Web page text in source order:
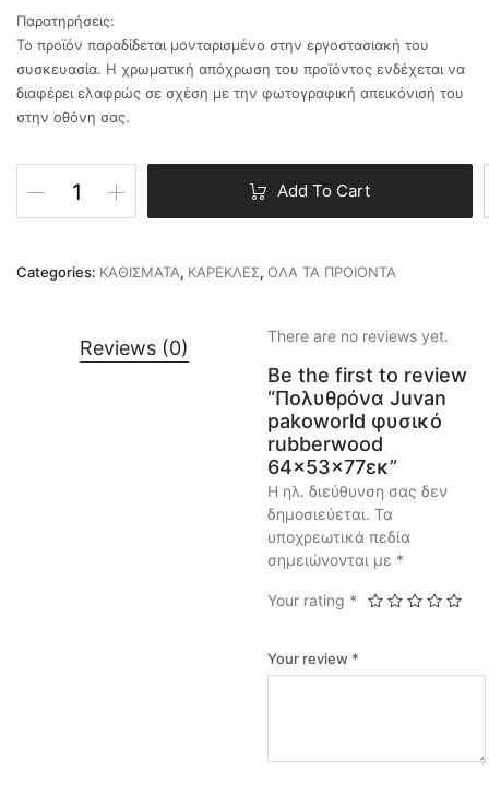
Παρατηρήσεις:
Το προϊόν παραδίδεται μονταρισμένο στην εργοστασιακή του
συσκευασία. Η χρωματική απόχρωση του προϊόντος ενδέχεται να
διαφέρει ελαφρώς σε σχέση με την φωτογραφική απεικόνισή του
στην οθόνη σας.
Add To Cart
Categories: ΚΑΘΙΣΜΑΤΑ, ΚΑΡΕΚΛΕΣ, ΟΛΑ ΤΑ ΠΡΟΙΟΝΤΑ
Reviews (0)
There are no reviews yet.
Be the first to review
“Πολυθρόνα Juvan
pakoworld φυσικό
rubberwood
64x53x77εκ”
Η ηλ. διεύθυνση σας δεν
δημοσιεύεται. Τα
υποχρεωτικά πεδία
σημειώνονται με *
Your rating *
Your review *